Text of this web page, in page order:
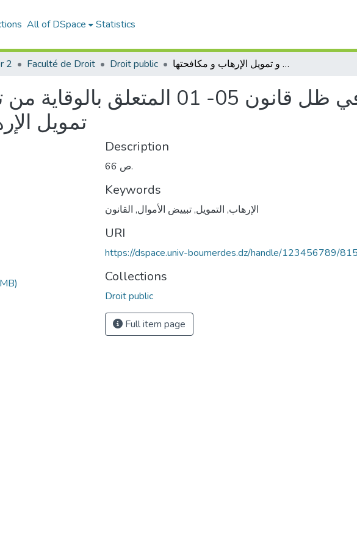
All of DSpace Statistics
2 Faculté de Droit Droit public جريمة تمويل الإرهاب في ظل قانون 05- 01 المتعلق بالوقاية من تبييض الأموال و تمويل الإرهاب و مكافحتها
جريمة تمويل الإرهاب في ظل قانون 05- 01
تمويل
Description
66 ص.
Keywords
الإرهاب, التمويل,تبييض الأموال, القانون
URI
https://dspace.univ-boumerdes.dz/handle/123456789/
Collections
Droit public
Full item page